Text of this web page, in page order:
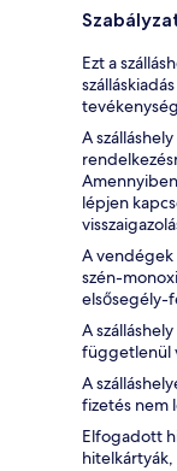
Ezt a
A
lépjen
A
szén-
elsősegély-
A
függetlenül
A
fizetés nem
Elfogadott